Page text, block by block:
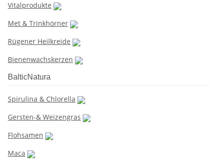
Vitalprodukte
Met & Trinkhörner
Rügener Heilkreide
Bienenwachskerzen
BalticNatura
Spirulina & Chlorella
Gersten-& Weizengras
Flohsamen
Maca